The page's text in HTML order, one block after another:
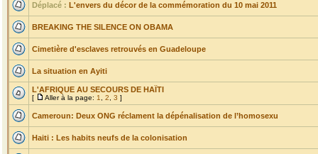
Déplacé : L'envers du décor de la commémoration du 10 mai 2011
BREAKING THE SILENCE ON OBAMA
Cimetière d'esclaves retrouvés en Guadeloupe
La situation en Ayiti
L'AFRIQUE AU SECOURS DE HAÏTI
[ Aller à la page: 1 2 3 ]
Cameroun: Deux ONG réclament la dépénalisation de l’homosexu
Haiti : Les habits neufs de la colonisation